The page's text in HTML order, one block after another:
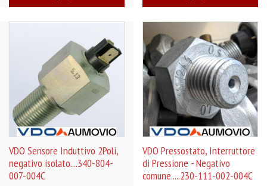
VDO Sensore Induttivo 2Poli,
negativo isolato....340-804-
007-004C
VDO Pressostato, Interruttore
di Pressione - Negativo
comune.....230-111-002-004C